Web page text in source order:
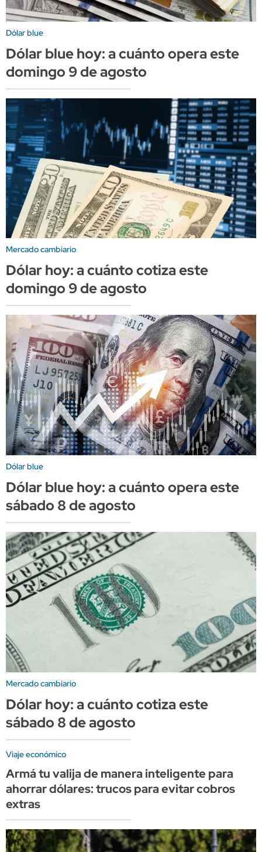
Dólar blue
Dólar blue hoy: a cuánto opera este
domingo 9 de agosto
Mercado cambiario
Dólar hoy: a cuánto cotiza este
domingo 9 de agosto
Dólar blue
Dólar blue hoy: a cuánto opera este
sábado 8 de agosto
Mercado cambiario
Dólar hoy: a cuánto cotiza este
sábado 8 de agosto
Viaje económico
Armá tu valija de manera inteligente para
ahorrar dólares: trucos para evitar cobros
extras